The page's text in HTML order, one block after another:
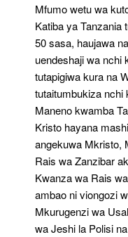
Mfumo wetu wa
Katiba ya Tanzania
50 sasa, haujawa
uendeshaji wa nchi
tutapigiwa kura na
tutaitumbukiza nchi
Maneno kwamba
Kristo hayana
angekuwa Mkristo,
Rais wa Zanzibar
Kwanza wa Rais
ambao ni viongozi
Mkurugenzi wa
wa Jeshi la Polisi